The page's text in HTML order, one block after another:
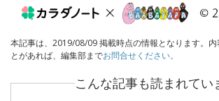
本記事は、2019/08/09 掲載時点の情報となります。内
とがあれば、編集部までお問合せください。
こんな記事も読まれてい